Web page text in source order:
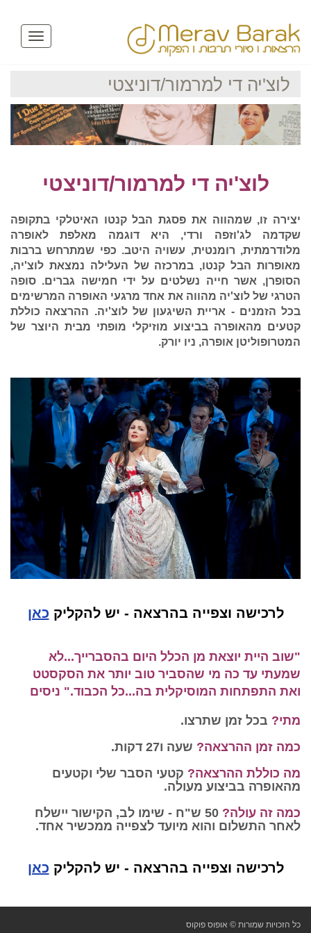
Toggle
לוצ'יה די למרמור/דוניצטי
לוצ'יה די למרמור/דוניצטי
יצירה זו, שמהווה את פסגת הבל קנטו האיטלקי בתקופה
שקדמה לג'וזפה ורדי, היא דוגמה מאלפת לאופרה
מלודרמתית, רומנטית, עשויה היטב. כפי שמתרחש ברבות
מאופרות הבל קנטו, במרכזה של העלילה נמצאת לוצ'יה,
הסופרן, אשר חייה נשלטים על ידי חמישה גברים. סופה
הטרגי של לוצ'יה מהווה את אחד מרגעי האופרה המרשימים
בכל הזמנים - אריית השיגעון של לוצ'יה. ההרצאה כוללת
קטעים מהאופרה בביצוע מוזיקלי מופתי מבית היוצר של
המטרופוליטן אופרה, ניו יורק.
לרכישה וצפייה בהרצאה - יש להקליק כאן
"שוב היית יוצאת מן הכלל היום בהסברייך...לא
שמעתי עד כה מי שהסביר טוב יותר את הסקסטט
ואת התפתחות המוסיקלית בה...כל הכבוד." ניסים
מתי? בכל זמן שתרצו.
כמה זמן ההרצאה? שעה ו27 דקות.
מה כוללת ההרצאה? קטעי הסבר שלי וקטעים
מהאופרה בביצוע מעולה.
כמה זה עולה?
50 ש"ח - שימו לב, הקישור יישלח
לאחר התשלום והוא מיועד לצפייה ממכשיר אחד.
לרכישה וצפייה בהרצאה - יש להקליק כאן
כל הזכויות שמורות © אופוס פוקוס